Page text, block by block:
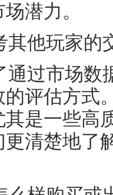
潜力。
其他玩家的
通过市场数
的评估方式
其是一些高
更清楚地了